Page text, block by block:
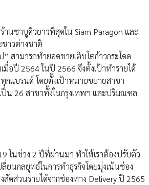
านชาบูคิวยาวที่สุดใน Siam Paragon และ
าวต่างชาติ
สามารถทำยอดขายเติบโตก้าวกระโดด
อปี 2564 ในปี 2566 จึงตั้งเป้าทำรายได้
แบรนด์ โดยตั้งเป้าหมายขยายสาขา
น 26 สาขาทั้งในกรุงเทพฯ และปริมณฑล
ในช่วง 2 ปีที่ผ่านมา ทำให้เราต้องปรับตัว
ยนกลยุทธ์ในการทำธุรกิจโดยมุ่งเน้นช่อง
ดส่วนรายได้จากช่องทาง Delivery ปี 2565